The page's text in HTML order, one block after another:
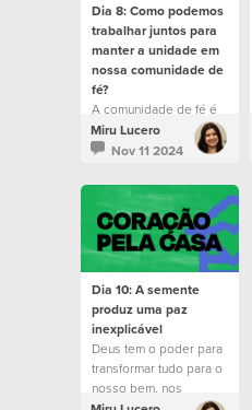
Dia 8: Como podemos
trabalhar juntos para
manter a unidade em
nossa comunidade de
fé?
A comunidade de fé é
chamada à unidade.
Miru Lucero
Nov 11 2024
Dia 10: A semente
produz uma paz
inexplicável
Deus tem o poder para
transformar tudo para o
nosso bem, nos